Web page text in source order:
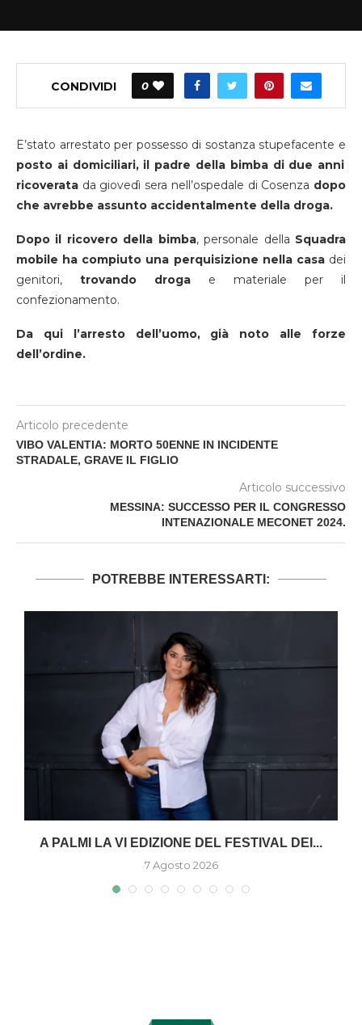
CONDIVIDI 0
E’stato arrestato per possesso di sostanza stupefacente e
posto ai domiciliari, il padre della bimba di due anni
ricoverata da giovedì sera nell’ospedale di Cosenza dopo
che avrebbe assunto accidentalmente della droga.
Dopo il ricovero della bimba, personale della Squadra
mobile ha compiuto una perquisizione nella casadei
genitori, trovando droga e materiale per il
confezionamento.
Da qui l’arresto dell’uomo, già noto alle forze
dell’ordine.
Articolo precedente
VIBO VALENTIA: MORTO 50ENNE IN INCIDENTE
STRADALE, GRAVE IL FIGLIO
Articolo successivo
MESSINA: SUCCESSO PER IL CONGRESSO
INTENAZIONALE MECONET 2024.
POTREBBE INTERESSARTI:
A PALMI LA VI EDIZIONE DEL FESTIVAL DEI...
7 Agosto 2026